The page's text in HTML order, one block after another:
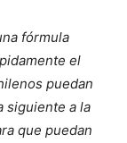
fórmula
el
puedan
siguiente a la
que puedan